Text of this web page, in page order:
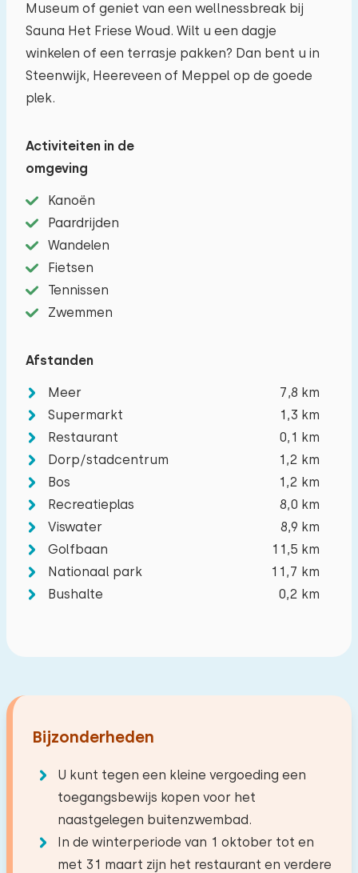
extra baby's meenemen (2).
Aantal volwassenen − +
Aantal kinderen
Aantal huisdieren
Bijzonderheden
U kunt tegen een kleine vergoeding een
toegangsbewijs kopen voor het
naastgelegen buitenzwembad.
In de winterperiode van 1 oktober tot en
met 31 maart zijn het restaurant en verdere
Museum of geniet van een wellnessbreak bij
Sauna Het Friese Woud. Wilt u een dagje
winkelen of een terrasje pakken? Dan bent u in
Steenwijk, Heereveen of Meppel op de goede
plek.
Activiteiten in de
omgeving
Kanoën
Paardrijden
Wandelen
Fietsen
Tennissen
Zwemmen
Afstanden
Meer
7,8 km
Supermarkt
1,3 km
Restaurant
0,1 km
Dorp/stadcentrum
1,2 km
Bos
1,2 km
Recreatieplas
8,0 km
Viswater
8,9 km
Golfbaan
11,5 km
Nationaal park
11,7 km
Bushalte
0,2 km